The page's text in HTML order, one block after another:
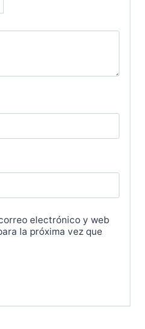
electrónico y web
la próxima vez que